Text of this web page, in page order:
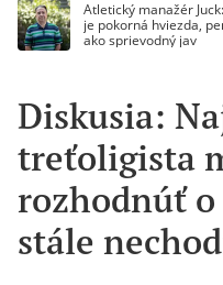
Atletický manažér
je pokorná hviezda,
ako sprievodný jav
Diskusia:
treťoligista
rozhodnúť
stále